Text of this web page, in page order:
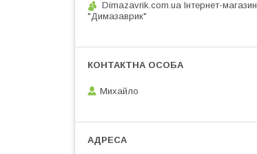
Dimazavrik.com.ua Інтернет-магазин
"Димазаврик"
Михайло